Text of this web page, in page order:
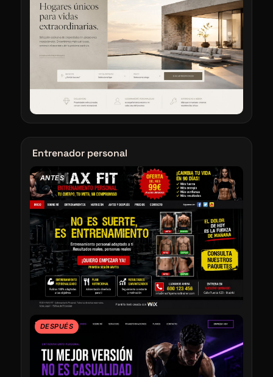
Entrenador personal
ANTES
DESPUÉS